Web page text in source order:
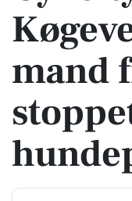
mand